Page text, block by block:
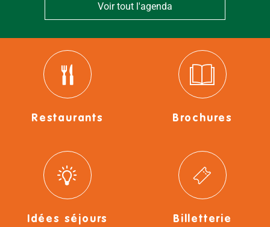
Voir tout l'agenda
Restaurants Brochures
Idées séjours Billetterie